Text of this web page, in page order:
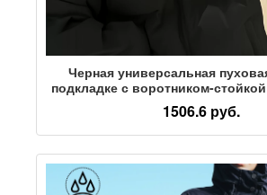
Черная универсальная
подкладке с воротником-
больших детей, зимних
классов средней школы и
свободная куртка,
1506.6 руб.